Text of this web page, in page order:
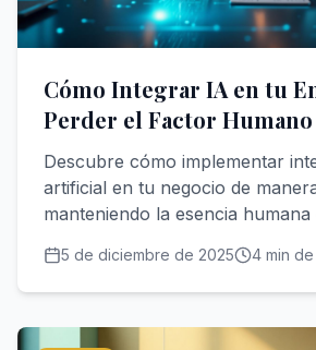
Cómo Integrar IA en tu
Perder el Factor Humano
Descubre cómo implementar
artificial en tu negocio de
manteniendo la esencia
lugar de reemplazarlo.
5 de diciembre de 2025 4 min